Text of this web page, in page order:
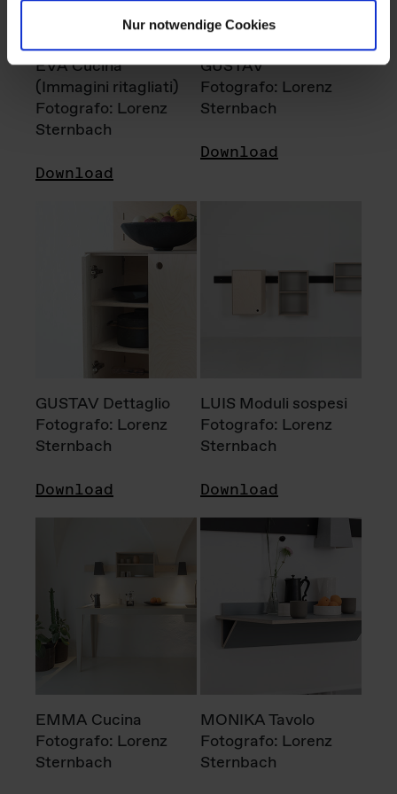
Nur notwendige Cookies
EVA Cucina
(Immagini ritagliati)
Fotografo: Lorenz
Sternbach
Download
GUSTAV
Fotografo: Lorenz
Sternbach
Download
GUSTAV Dettaglio
Fotografo: Lorenz
Sternbach
Download
LUIS Moduli sospesi
Fotografo: Lorenz
Sternbach
Download
EMMA Cucina
Fotografo: Lorenz
Sternbach
MONIKA Tavolo
Fotografo: Lorenz
Sternbach